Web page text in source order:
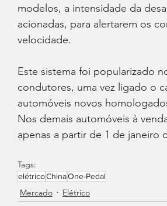
modelos, a intensidade da
acionadas, para alertarem os
velocidade.
Este sistema foi popularizado
condutores, uma vez ligado o
automóveis novos
Nos demais automóveis à
apenas a partir de 1 de janeiro
Tags:
elétricoChinaOne-Pedal
Mercado Elétrico